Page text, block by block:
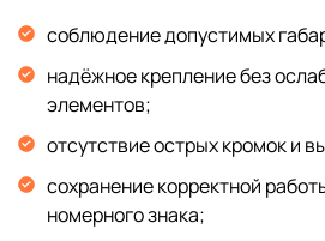
соблюдение допустимых
надёжное крепление без
элементов;
отсутствие острых кромок и
сохранение корректной
номерного знака;